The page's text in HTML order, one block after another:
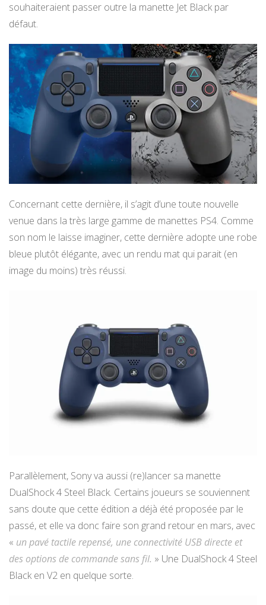
souhaiteraient passer outre la manette Jet Black par
défaut.
Concernant cette dernière, il s’agit d’une toute nouvelle
venue dans la très large gamme de manettes PS4. Comme
son nom le laisse imaginer, cette dernière adopte une robe
bleue plutôt élégante, avec un rendu mat qui parait (en
image du moins) très réussi.
Parallèlement, Sony va aussi (re)lancer sa manette
DualShock 4 Steel Black. Certains joueurs se souviennent
sans doute que cette édition a déjà été proposée par le
passé, et elle va donc faire son grand retour en mars, avec
« un pavé tactile repensé, une connectivité USB directe et
des options de commande sans fil. » Une DualShock 4 Steel
Black en V2 en quelque sorte.